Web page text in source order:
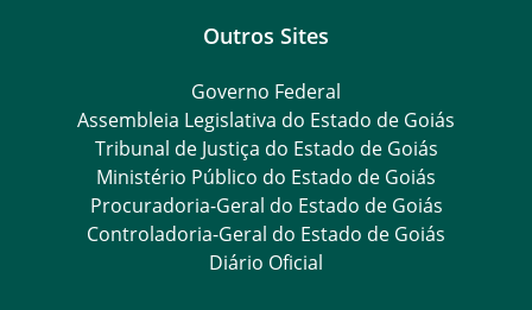
Outros Sites
Governo Federal
Assembleia Legislativa do Estado de Goiás
Tribunal de Justiça do Estado de Goiás
Ministério Público do Estado de Goiás
Procuradoria-Geral do Estado de Goiás
Controladoria-Geral do Estado de Goiás
Diário Oficial